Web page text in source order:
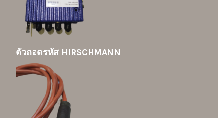
ตัวถอดรหัส HIRSCHMANN